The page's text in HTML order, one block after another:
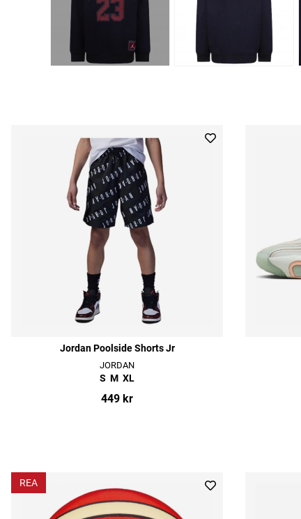
Jordan Poolside Shorts Jr
JORDAN
S M XL
449 kr
REA